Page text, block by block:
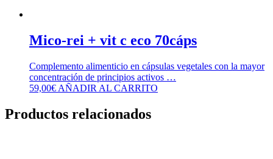
Mico-rei + vit c eco 70cáps
Complemento alimenticio en cápsulas vegetales con la mayor
concentración de principios activos …
59,00€ AÑADIR AL CARRITO
Productos relacionados